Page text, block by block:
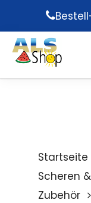
main
content
Startseite
Scheren
Zubehör